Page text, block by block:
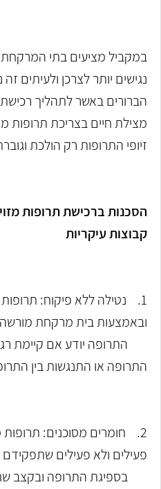
במקביל מציעים בתי המרקחת
נגישים יותר לצרכן ולעיתים
הברורים באשר לתהליך
מצילת חיים בצריכת תרופות
זיופי התרופות רק הולכת
הסכנות ברכישת תרופות
קבוצות עיקריות
1. נטילה ללא פיקוח:
ובאמצעות בית מרקחת
התרופה יודע אם קיימת
התרופה או התנגשות בין
2. חומרים מסוכנים:
פעילים ולא פעילים
בספיגת התרופה ובקצב